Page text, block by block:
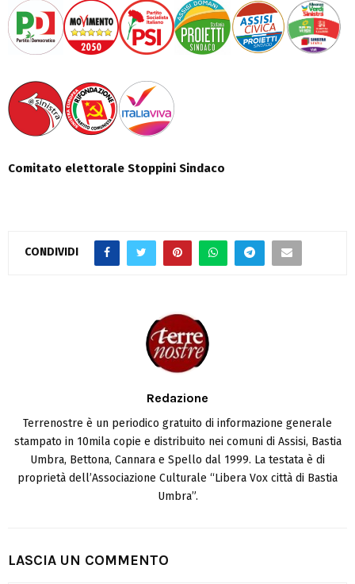
Comitato elettorale Stoppini Sindaco
CONDIVIDI
Redazione
Terrenostre è un periodico gratuito di informazione generale
stampato in 10mila copie e distribuito nei comuni di Assisi, Bastia
Umbra, Bettona, Cannara e Spello dal 1999. La testata è di
proprietà dell’Associazione Culturale “Libera Vox città di Bastia
Umbra”.
LASCIA UN COMMENTO